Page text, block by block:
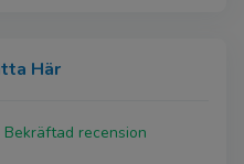
Här
Bekräftad recension